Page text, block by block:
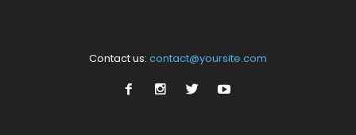
Contact us: contact@yoursite.com